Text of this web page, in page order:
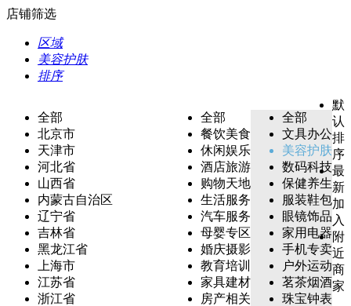
店铺筛选
区域
美容护肤
排序
全部
北京市
天津市
河北省
山西省
内蒙古自治区
辽宁省
吉林省
黑龙江省
上海市
江苏省
浙江省
全部
餐饮美食
休闲娱乐
酒店旅游
购物天地
生活服务
汽车服务
母婴专区
婚庆摄影
教育培训
家具建材
房产相关
全部
文具办公
美容护肤
数码科技
保健养生
服装鞋包
眼镜饰品
家用电器
手机专卖
户外运动
茗茶烟酒
珠宝钟表
默
认
排
序
最
新
加
入
附
近
商
家